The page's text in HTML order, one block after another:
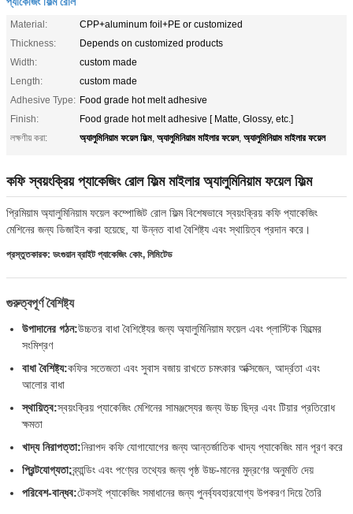
Material:
CPP+aluminum foil+PE or customized
Thickness:
Depends on customized products
Width:
custom made
Length:
custom made
Adhesive Type: Food grade hot melt adhesive
Finish:
Food grade hot melt adhesive [ Matte, Glossy, etc.]
লক্ষণীয় করা:
অ্যালুমিনিয়াম ফয়েল ফিল্ম, অ্যালুমিনিয়াম মাইলার ফয়েল, অ্যালুমিনিয়াম মাইলার ফয়েল
কফি স্বয়ংক্রিয় প্যাকেজিং রোল ফিল্ম মাইলার অ্যালুমিনিয়াম ফয়েল ফিল্ম
প্রিমিয়াম অ্যালুমিনিয়াম ফয়েল কম্পোজিট রোল ফিল্ম বিশেষভাবে স্বয়ংক্রিয় কফি প্যাকেজিং
মেশিনের জন্য ডিজাইন করা হয়েছে, যা উন্নত বাধা বৈশিষ্ট্য এবং স্থায়িত্ব প্রদান করে।
প্রস্তুতকারক: ডংগুয়ান ব্রাইট প্যাকেজিং কোং, লিমিটেড
গুরুত্বপূর্ণ বৈশিষ্ট্য
উপাদানের গঠন:উচ্চতর বাধা বৈশিষ্ট্যের জন্য অ্যালুমিনিয়াম ফয়েল এবং প্লাস্টিক ফিল্মের
সংমিশ্রণ
বাধা বৈশিষ্ট্য:কফির সতেজতা এবং সুবাস বজায় রাখতে চমৎকার অক্সিজেন, আর্দ্রতা এবং
আলোর বাধা
স্থায়িত্ব:স্বয়ংক্রিয় প্যাকেজিং মেশিনের সামঞ্জস্যের জন্য উচ্চ ছিদ্র এবং টিয়ার প্রতিরোধ
ক্ষমতা
খাদ্য নিরাপত্তা:নিরাপদ কফি যোগাযোগের জন্য আন্তর্জাতিক খাদ্য প্যাকেজিং মান পূরণ করে
প্রিন্টযোগ্যতা:ব্র্যান্ডিং এবং পণ্যের তথ্যের জন্য পৃষ্ঠ উচ্চ-মানের মুদ্রণের অনুমতি দেয়
পরিবেশ-বান্ধব:টেকসই প্যাকেজিং সমাধানের জন্য পুনর্ব্যবহারযোগ্য উপকরণ দিয়ে তৈরি